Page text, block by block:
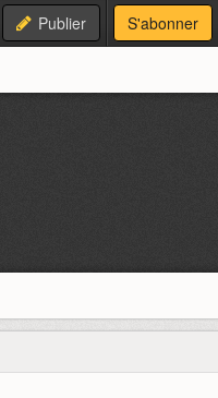
Publier S'abonner